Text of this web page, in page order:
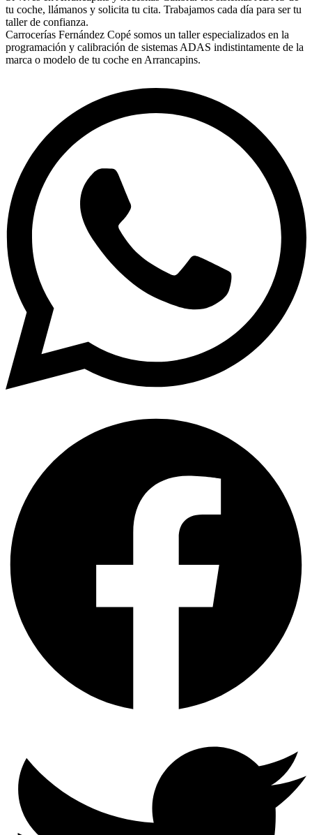
tu coche, llámanos y solicita tu cita. Trabajamos cada día para ser tu
taller de confianza.
Carrocerías Fernández Copé somos un taller especializados en la
programación y calibración de sistemas ADAS indistintamente de la
marca o modelo de tu coche en Arrancapins.